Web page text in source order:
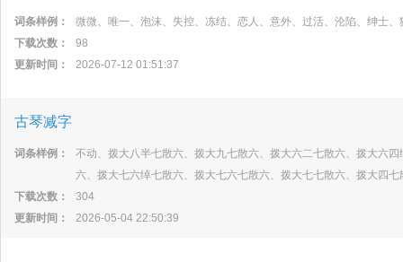
词条样例：
微微、唯一、泡沫、失控、冻结、恋人、意外、过活、沦陷、绅士
下载次数：
98
更新时间：
2026-07-12 01:51:37
古琴减字
词条样例：
不动、拨大八半七散六、拨大九七散六、拨大六二七散六、拨大六
六、拨大七六绰七散六、拨大七六七散六、拨大七七散六、拨大四
下载次数：
304
更新时间：
2026-05-04 22:50:39